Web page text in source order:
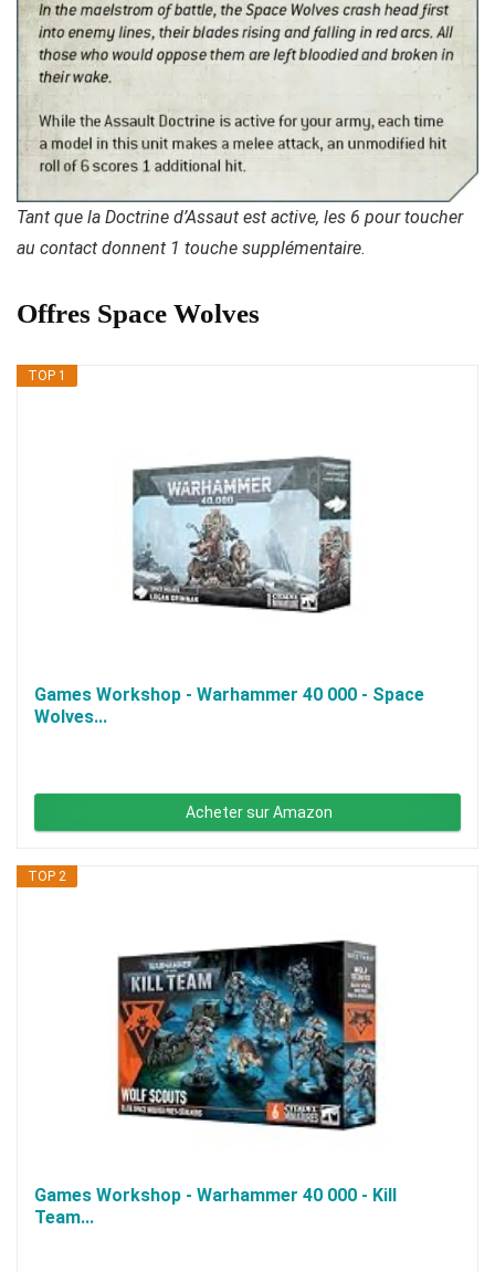
Tant que la Doctrine d’Assaut est active, les 6 pour toucher
au contact donnent 1 touche supplémentaire.
Offres Space Wolves
TOP 1
Games Workshop - Warhammer 40 000 - Space
Wolves...
Acheter sur Amazon
TOP 2
Games Workshop - Warhammer 40 000 - Kill
Team...